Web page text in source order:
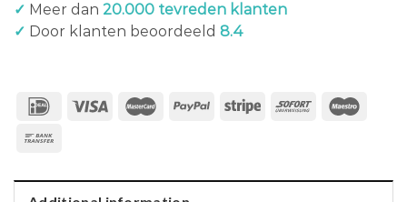
✓ Meer dan 20.000 tevreden klanten
✓ Door klanten beoordeeld 8.4